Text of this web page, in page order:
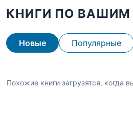
КНИГИ ПО
Новые Популярные
Похожие книги загрузятся, когда